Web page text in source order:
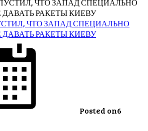
ЧТО ЗАПАД СПЕЦИАЛЬНО
РАКЕТЫ КИЕВУ
Posted on6